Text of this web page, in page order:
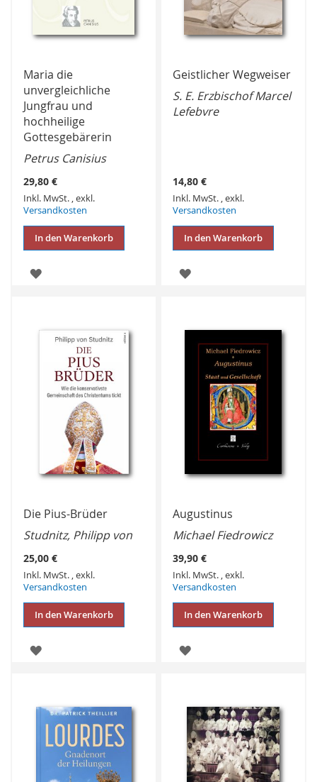
Maria die
unvergleichliche
Jungfrau und
hochheilige
Gottesgebärerin
Petrus Canisius
29,80 €
Inkl. MwSt. ,exkl.
Versandkosten
In den Warenkorb
ZUR
Geistlicher Wegweiser
S. E. Erzbischof Marcel
Lefebvre
14,80 €
Inkl. MwSt. ,exkl.
Versandkosten
In den Warenkorb
ZUR
Die Pius-Brüder
Studnitz, Philipp von
25,00 €
Inkl. MwSt. ,exkl.
Versandkosten
In den Warenkorb
ZUR
Augustinus
Michael Fiedrowicz
39,90 €
Inkl. MwSt. ,exkl.
Versandkosten
In den Warenkorb
ZUR